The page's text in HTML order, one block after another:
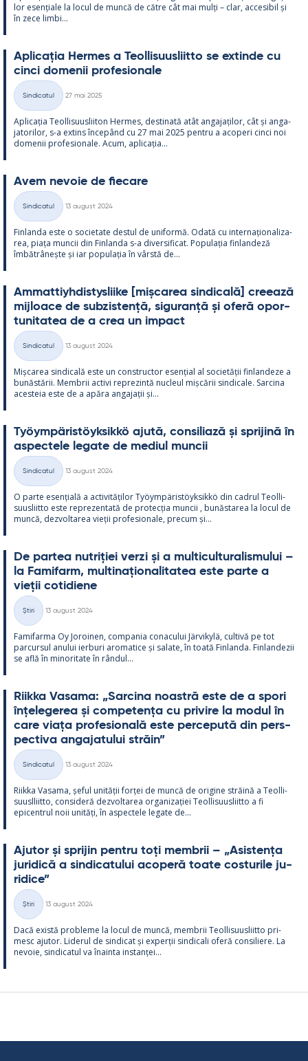
lor esențiale la locul de muncă de către cât mai mulți – clar, acce­si­bil și
în zece limbi...
Aplicația Her­mes a Teol­li­suus­liitto se ex­tinde cu
cinci do­me­nii pro­fe­sio­nale
Categorii
Sindicatul
27 mai 2025
Aplicația Teol­li­suus­lii­ton Her­mes, des­ti­nată atât an­ga­jați­lor, cât și an­ga­
ja­to­ri­lor, s-a ex­tins începând cu 27 mai 2025 pentru a aco­peri cinci noi
do­me­nii pro­fe­sio­nale. Acum, aplicația...
Avem ne­voie de fiecare
Categorii
Sindicatul
13 august 2024
Fin­landa este o socie­tate des­tul de uni­formă. Odată cu in­ter­națio­na­liza­
rea, piața muncii din Fin­landa s-a di­ver­si­ficat. Po­pu­lația fin­lan­deză
îmbătrâ­nește și iar po­pu­lația în vârstă de...
Am­mat­tiyh­dis­tys­liike [mișca­rea sin­dicală] cree­ază
mij­loace de subzis­tență, si­gu­ranță și oferă opor­
tu­ni­ta­tea de a crea un im­pact
Categorii
Sindicatul
13 august 2024
Mișca­rea sin­dicală este un con­struc­tor esențial al societății fin­lan­deze a
bunăstă­rii. Mem­brii ac­tivi reprezintă nucleul mișcă­rii sin­dicale. Sarcina
aces­teia este de a apăra an­ga­jații și...
Työym­pä­ris­töyk­sikkö ajută, con­si­liază și spri­jină în
as­pec­tele le­gate de me­diul muncii
Categorii
Sindicatul
13 august 2024
O parte esențială a ac­ti­vități­lor Työym­pä­ris­töyk­sikkö din cadrul Teol­li­
suus­liitto este reprezen­tată de pro­tecția muncii , bunăs­ta­rea la locul de
muncă, dez­vol­ta­rea vieții pro­fe­sio­nale, precum și...
De par­tea nut­riției verzi și a mul­ticul­tu­ra­lis­mu­lui –
la Fa­mi­farm, mul­ti­națio­na­li­ta­tea este parte a
vieții co­ti­diene
Categorii
Știri
13 august 2024
Fa­mi­farma Oy Jo­roi­nen, com­pa­nia co­nacu­lui Jär­vi­kylä, cul­tivă pe tot
parcur­sul anu­lui ier­buri aro­ma­tice și sa­late, în toată Fin­landa. Fin­lan­dezii
se află în mi­no­ri­tate în rân­dul...
Riikka Va­sama: „Sarcina noa­stră este de a spori
înțe­le­ge­rea și com­pe­tența cu pri­vire la mo­dul în
care viața pro­fe­sio­nală este perce­pută din pers­
pec­tiva an­ga­ja­tu­lui străin”
Categorii
Sindicatul
13 august 2024
Riikka Va­sama, șe­ful unității forței de muncă de ori­gine străină a Teol­li­
suusl­liitto, con­si­deră dez­vol­ta­rea or­ga­nizației Teol­li­suus­liitto a fi
epicent­rul noii unități, în as­pec­tele le­gate de...
Aju­tor și spri­jin pentru toți mem­brii – „Asis­tența
ju­ri­dică a sin­dica­tu­lui aco­peră toate cos­tu­rile ju­
ri­dice”
Categorii
Știri
13 august 2024
Dacă există probleme la locul de muncă, mem­brii Teol­li­suus­liitto pri­
mesc aju­tor. Li­de­rul de sin­dicat și ex­perții sin­dicali oferă con­si­liere. La
ne­voie, sin­dica­tul va înainta ins­tanței...